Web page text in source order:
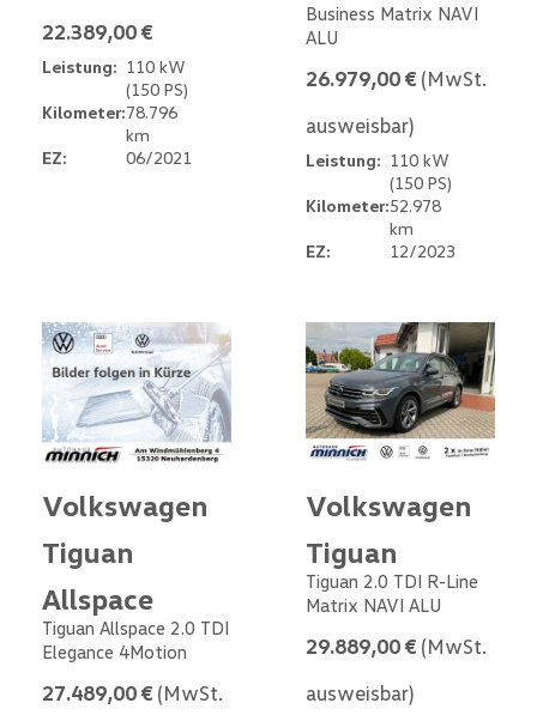
22.389,00 €
Leistung: 110 kW
(150 PS)
Kilometer:78.796
km
EZ:
06/2021
Business Matrix NAVI
ALU
26.979,00 € (MwSt.
ausweisbar)
Leistung: 110 kW
(150 PS)
Kilometer:52.978
km
EZ:
12/2023
Volkswagen
Tiguan
Allspace
Tiguan Allspace 2.0 TDI
Elegance 4Motion
27.489,00 € (MwSt.
Volkswagen
Tiguan
Tiguan 2.0 TDI R-Line
Matrix NAVI ALU
29.889,00 € (MwSt.
ausweisbar)